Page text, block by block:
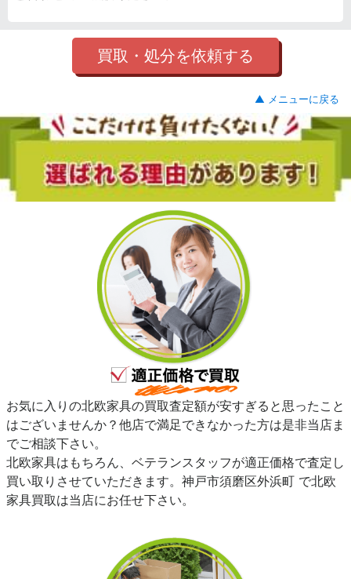
買取・処分を依頼する
▲ メニューに戻る
お気に入りの北欧家具の買取査定額が安すぎると思ったこと
はございませんか？他店で満足できなかった方は是非当店ま
でご相談下さい。
北欧家具はもちろん、ベテランスタッフが適正価格で査定し
買い取りさせていただきます。神戸市須磨区外浜町 で北欧
家具買取は当店にお任せ下さい。